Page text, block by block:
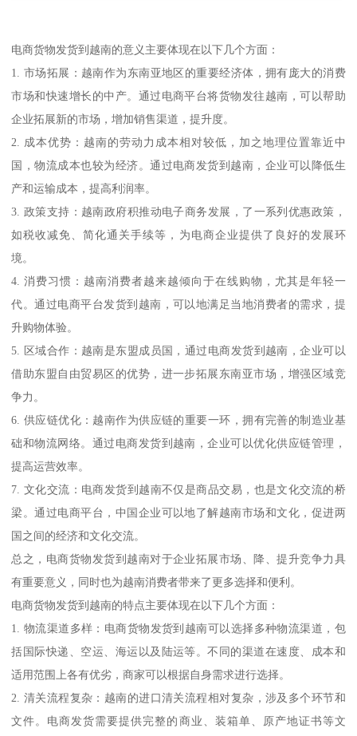
电商货物发货到越南的意义主要体现在以下几个方面：
1. 市场拓展：越南作为东南亚地区的重要经济体，拥有庞大的消费
市场和快速增长的中产。通过电商平台将货物发往越南，可以帮助
企业拓展新的市场，增加销售渠道，提升度。
2. 成本优势：越南的劳动力成本相对较低，加之地理位置靠近中
国，物流成本也较为经济。通过电商发货到越南，企业可以降低生
产和运输成本，提高利润率。
3. 政策支持：越南政府积推动电子商务发展，了一系列优惠政策，
如税收减免、简化通关手续等，为电商企业提供了良好的发展环
境。
4. 消费习惯：越南消费者越来越倾向于在线购物，尤其是年轻一
代。通过电商平台发货到越南，可以地满足当地消费者的需求，提
升购物体验。
5. 区域合作：越南是东盟成员国，通过电商发货到越南，企业可以
借助东盟自由贸易区的优势，进一步拓展东南亚市场，增强区域竞
争力。
6. 供应链优化：越南作为供应链的重要一环，拥有完善的制造业基
础和物流网络。通过电商发货到越南，企业可以优化供应链管理，
提高运营效率。
7. 文化交流：电商发货到越南不仅是商品交易，也是文化交流的桥
梁。通过电商平台，中国企业可以地了解越南市场和文化，促进两
国之间的经济和文化交流。
总之，电商货物发货到越南对于企业拓展市场、降、提升竞争力具
有重要意义，同时也为越南消费者带来了更多选择和便利。
电商货物发货到越南的特点主要体现在以下几个方面：
1. 物流渠道多样：电商货物发货到越南可以选择多种物流渠道，包
括国际快递、空运、海运以及陆运等。不同的渠道在速度、成本和
适用范围上各有优劣，商家可以根据自身需求进行选择。
2. 清关流程复杂：越南的进口清关流程相对复杂，涉及多个环节和
文件。电商发货需要提供完整的商业、装箱单、原产地证书等文